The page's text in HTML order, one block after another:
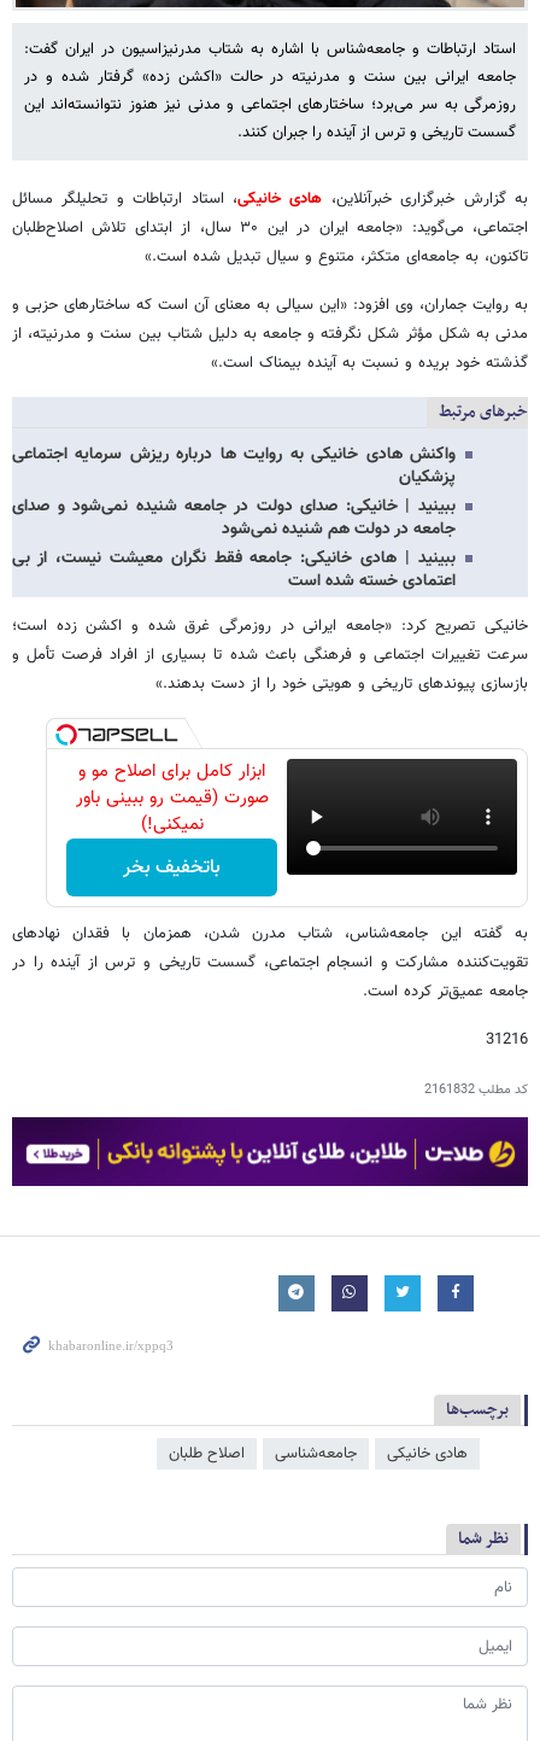
استاد ارتباطات و جامعه‌شناس با اشاره به شتاب مدرنیزاسیون در ایران گفت:
جامعه ایرانی بین سنت و مدرنیته در حالت «اکشن زده» گرفتار شده و در
روزمرگی به سر می‌برد؛ ساختارهای اجتماعی و مدنی نیز هنوز نتوانسته‌اند این
گسست تاریخی و ترس از آینده را جبران کنند.
به گزارش خبرگزاری خبرآنلاین، هادی خانیکی، استاد ارتباطات و تحلیلگر مسائل
اجتماعی، می‌گوید: «جامعه ایران در این ۳۰ سال، از ابتدای تلاش اصلاح‌طلبان
تاکنون، به جامعه‌ای متکثر، متنوع و سیال تبدیل شده است.»
به روایت جماران، وی افزود: «این سیالی به معنای آن است که ساختارهای حزبی و
مدنی به شکل مؤثر شکل نگرفته و جامعه به دلیل شتاب بین سنت و مدرنیته، از
گذشته خود بریده و نسبت به آینده بیمناک است.»
خبرهای مرتبط
واکنش هادی خانیکی به روایت ها درباره ریزش سرمایه اجتماعی
پزشکیان
ببینید | خانیکی: صدای دولت در جامعه شنیده نمی‌شود و صدای
جامعه در دولت هم شنیده نمی‌شود
ببینید | هادی خانیکی: جامعه فقط نگران معیشت نیست، از بی
اعتمادی خسته شده است
خانیکی تصریح کرد: «جامعه ایرانی در روزمرگی غرق شده و اکشن زده است؛
سرعت تغییرات اجتماعی و فرهنگی باعث شده تا بسیاری از افراد فرصت تأمل و
بازسازی پیوندهای تاریخی و هویتی خود را از دست بدهند.»
ابزار کامل برای اصلاح مو و
صورت (قیمت رو ببینی باور
نمیکنی!)
باتخفیف بخر
به گفته این جامعه‌شناس، شتاب مدرن شدن، همزمان با فقدان نهادهای
تقویت‌کننده مشارکت و انسجام اجتماعی، گسست تاریخی و ترس از آینده را در
جامعه عمیق‌تر کرده است.
31216
کد مطلب2161832
برچسب‌ها
هادی خانیکی جامعه‌شناسی اصلاح طلبان
نظر شما